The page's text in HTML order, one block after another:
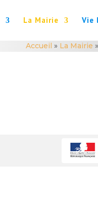
La Mairie Vie
Accueil » La Mairie »